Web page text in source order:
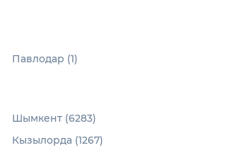
Павлодар (1)
Шымкент (6283)
Кызылорда (1267)